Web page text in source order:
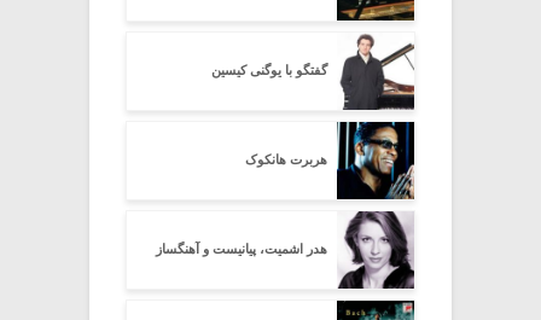
گفتگو با یوگنی کیسین
هربرت هانکوک
هدر اشمیت، پیانیست و آهنگساز